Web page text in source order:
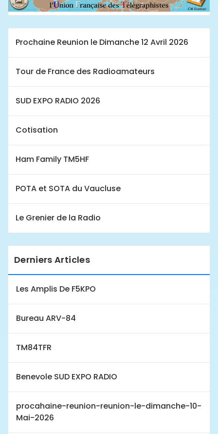
Prochaine Reunion le Dimanche 12 Avril 2026
Tour de France des Radioamateurs
SUD EXPO RADIO 2026
Cotisation
Ham Family TM5HF
POTA et SOTA du Vaucluse
Le Grenier de la Radio
Derniers Articles
Les Amplis De F5KPO
Bureau ARV-84
TM84TFR
Benevole SUD EXPO RADIO
procahaine-reunion-reunion-le-dimanche-10-
Mai-2026